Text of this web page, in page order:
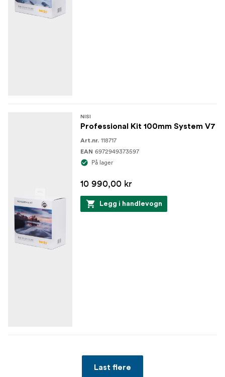
NISI
Professional Kit 100mm System V7
Art.nr. 118717
EAN 6972949373597
På lager
10 990,00 kr
Legg i handlevogn
Last flere